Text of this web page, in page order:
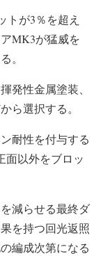
トが3％を超え
MK3が猛威を
。
発性金属塗装、
ら選択する。
耐性を付与する
面以外をブロッ
減らせる最終ダ
を持つ回光返照
編成次第になる